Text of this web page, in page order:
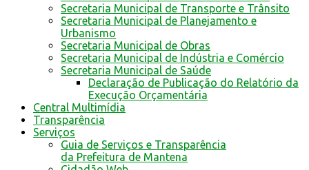
Secretaria Municipal de Transporte e Trânsito
Secretaria Municipal de Planejamento e
Urbanismo
Secretaria Municipal de Obras
Secretaria Municipal de Indústria e Comércio
Secretaria Municipal de Saúde
Declaração de Publicação do Relatório da
Execução Orçamentária
Central Multimídia
Transparência
Serviços
Guia de Serviços e Transparência
da Prefeitura de Mantena